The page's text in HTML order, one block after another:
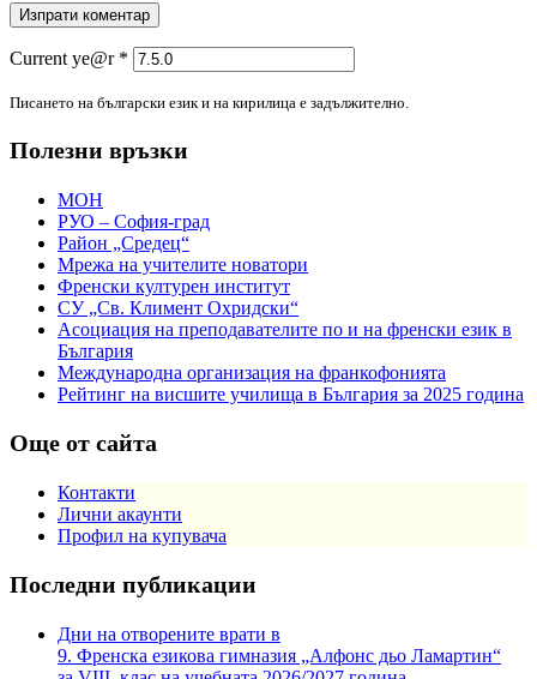
Current ye@r *
Писането на български език и на кирилица е задължително.
Полезни връзки
МОН
РУО – София-град
Район „Средец“
Мрежа на учителите новатори
Френски културен институт
СУ „Св. Климент Охридски“
Асоциация на преподавателите по и на френски език в
България
Международна организация на франкофонията
Рейтинг на висшите училища в България за 2025 година
Още от сайта
Контакти
Лични акаунти
Профил на купувача
Последни публикации
Дни на отворените врати в
9. Френска езикова гимназия „Алфонс дьо Ламартин“